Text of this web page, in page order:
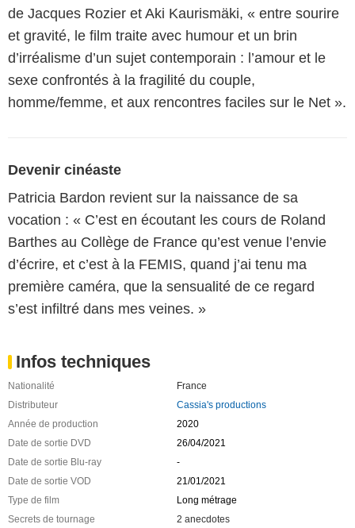
de Jacques Rozier et Aki Kaurismäki, « entre sourire
et gravité, le film traite avec humour et un brin
d’irréalisme d’un sujet contemporain : l’amour et le
sexe confrontés à la fragilité du couple,
homme/femme, et aux rencontres faciles sur le Net ».
Devenir cinéaste
Patricia Bardon revient sur la naissance de sa
vocation : « C’est en écoutant les cours de Roland
Barthes au Collège de France qu’est venue l’envie
d’écrire, et c’est à la FEMIS, quand j’ai tenu ma
première caméra, que la sensualité de ce regard
s’est infiltré dans mes veines. »
Infos techniques
Nationalité
France
Distributeur
Cassia's productions
Année de production
2020
Date de sortie DVD
26/04/2021
Date de sortie Blu-ray
-
Date de sortie VOD
21/01/2021
Type de film
Long métrage
Secrets de tournage
2 anecdotes